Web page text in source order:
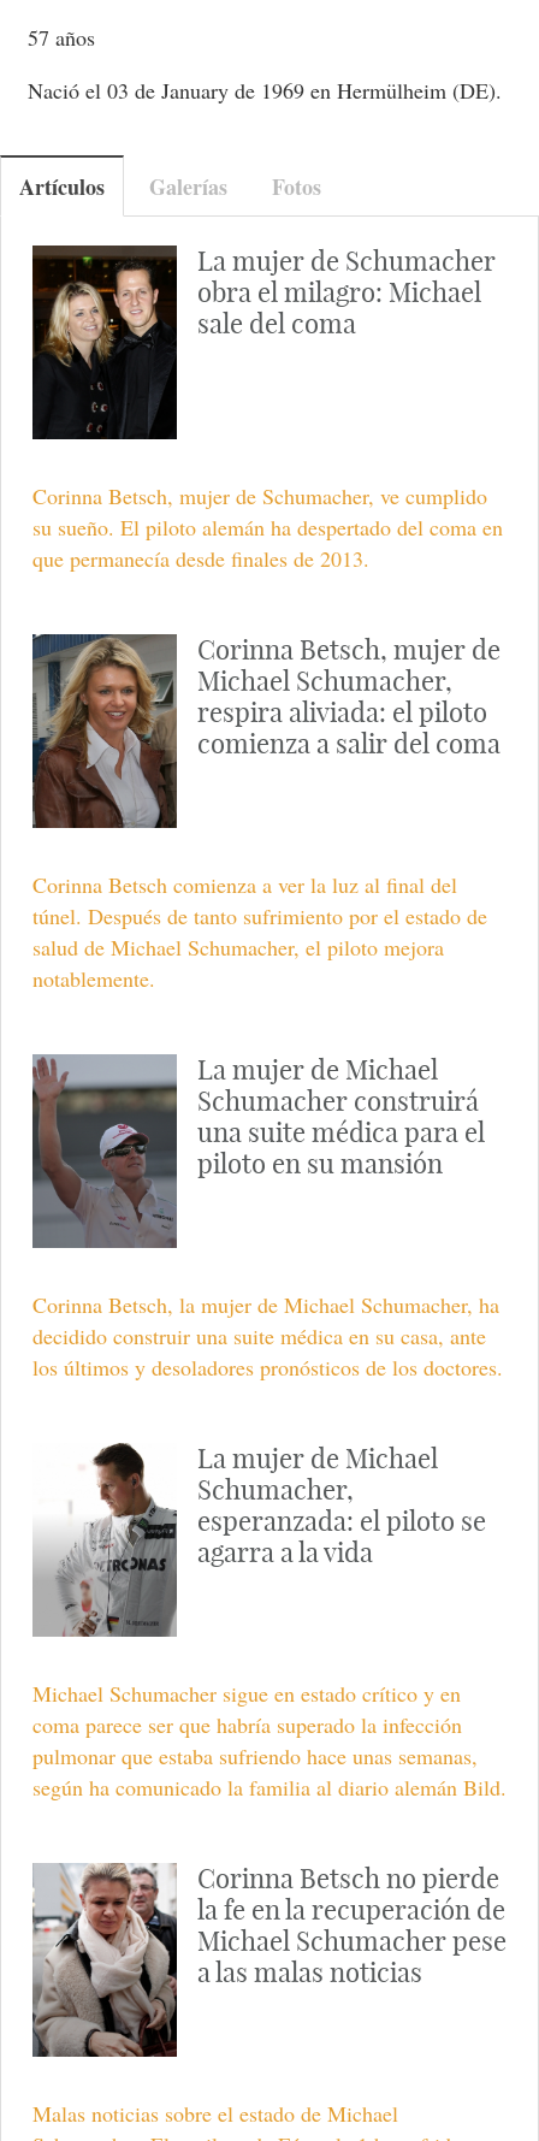
57 años
Nació el 03 de January de 1969 en Hermülheim (DE).
Artículos Galerías Fotos
La mujer de Schumacher
obra el milagro: Michael
sale del coma
Corinna Betsch, mujer de Schumacher, ve cumplido
su sueño. El piloto alemán ha despertado del coma en
que permanecía desde finales de 2013.
Corinna Betsch, mujer de
Michael Schumacher,
respira aliviada: el piloto
comienza a salir del coma
Corinna Betsch comienza a ver la luz al final del
túnel. Después de tanto sufrimiento por el estado de
salud de Michael Schumacher, el piloto mejora
notablemente.
La mujer de Michael
Schumacher construirá
una suite médica para el
piloto en su mansión
Corinna Betsch, la mujer de Michael Schumacher, ha
decidido construir una suite médica en su casa, ante
los últimos y desoladores pronósticos de los doctores.
La mujer de Michael
Schumacher,
esperanzada: el piloto se
agarra a la vida
Michael Schumacher sigue en estado crítico y en
coma parece ser que habría superado la infección
pulmonar que estaba sufriendo hace unas semanas,
según ha comunicado la familia al diario alemán Bild.
Corinna Betsch no pierde
la fe en la recuperación de
Michael Schumacher pese
a las malas noticias
Malas noticias sobre el estado de Michael